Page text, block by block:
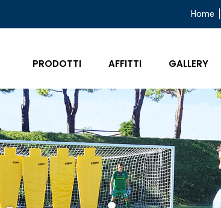
Home
PRODOTTI AFFITTI GALLERY